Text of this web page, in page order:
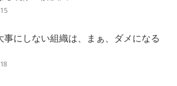
事にしない組織は、まぁ、ダメになる